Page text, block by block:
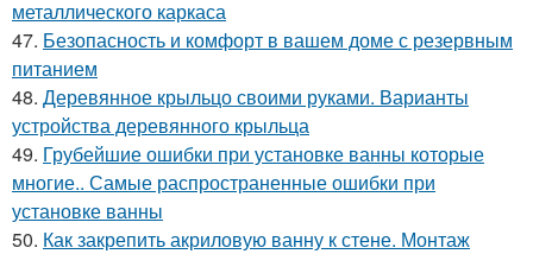
металлического каркаса
47. Безопасность и комфорт в вашем доме с резервным
питанием
48. Деревянное крыльцо своими руками. Варианты
устройства деревянного крыльца
49. Грубейшие ошибки при установке ванны которые
многие.. Самые распространенные ошибки при
установке ванны
50. Как закрепить акриловую ванну к стене. Монтаж